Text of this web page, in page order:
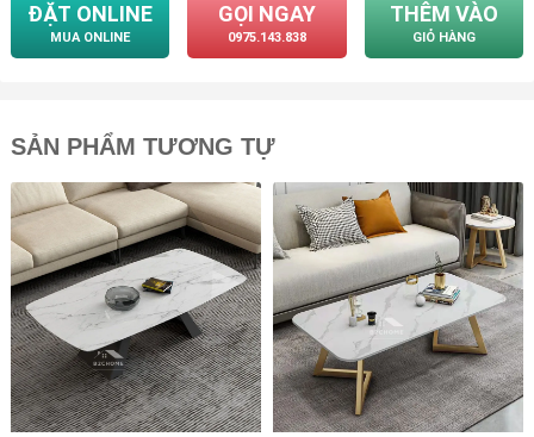
ĐẶT ONLINE
MUA ONLINE
GỌI NGAY
0975.143.838
THÊM VÀO
GIỎ HÀNG
SẢN PHẨM TƯƠNG TỰ